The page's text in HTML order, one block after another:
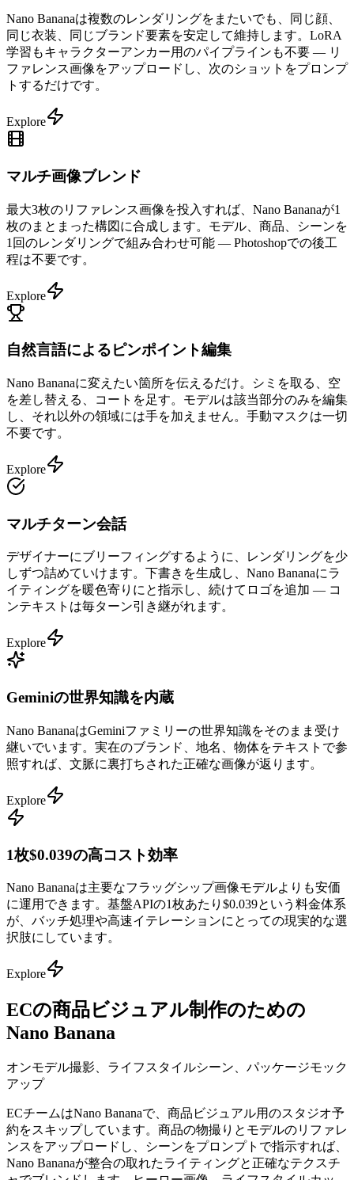
Nano Bananaは複数のレンダリングをまたいでも、同じ顔、
同じ衣装、同じブランド要素を安定して維持します。LoRA
学習もキャラクターアンカー用のパイプラインも不要 — リ
ファレンス画像をアップロードし、次のショットをプロンプ
トするだけです。
Explore
マルチ画像ブレンド
最大3枚のリファレンス画像を投入すれば、Nano Bananaが1
枚のまとまった構図に合成します。モデル、商品、シーンを
1回のレンダリングで組み合わせ可能 — Photoshopでの後工
程は不要です。
Explore
自然言語によるピンポイント編集
Nano Bananaに変えたい箇所を伝えるだけ。シミを取る、空
を差し替える、コートを足す。モデルは該当部分のみを編集
し、それ以外の領域には手を加えません。手動マスクは一切
不要です。
Explore
マルチターン会話
デザイナーにブリーフィングするように、レンダリングを少
しずつ詰めていけます。下書きを生成し、Nano Bananaにラ
イティングを暖色寄りにと指示し、続けてロゴを追加 — コ
ンテキストは毎ターン引き継がれます。
Explore
Geminiの世界知識を内蔵
Nano BananaはGeminiファミリーの世界知識をそのまま受け
継いでいます。実在のブランド、地名、物体をテキストで参
照すれば、文脈に裏打ちされた正確な画像が返ります。
Explore
1枚$0.039の高コスト効率
Nano Bananaは主要なフラッグシップ画像モデルよりも安価
に運用できます。基盤APIの1枚あたり$0.039という料金体系
が、バッチ処理や高速イテレーションにとっての現実的な選
択肢にしています。
Explore
ECの商品ビジュアル制作のための
Nano Banana
オンモデル撮影、ライフスタイルシーン、パッケージモック
アップ
ECチームはNano Bananaで、商品ビジュアル用のスタジオ予
約をスキップしています。商品の物撮りとモデルのリファレ
ンスをアップロードし、シーンをプロンプトで指示すれば、
Nano Bananaが整合の取れたライティングと正確なテクスチ